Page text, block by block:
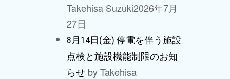
Takehisa Suzuki2026年7月
27日
8月14日(金) 停電を伴う施設
点検と施設機能制限のお知
らせ by Takehisa